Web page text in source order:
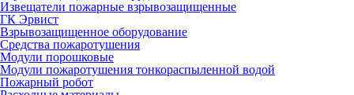
Извещатели пожарные взрывозащищенные
ГК Эрвист
Взрывозащищенное оборудование
Средства пожаротушения
Модули порошковые
Модули пожаротушения тонкораспыленной водой
Пожарный робот